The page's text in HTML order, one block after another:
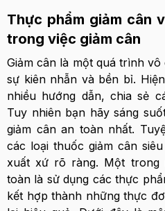
Thực phẩm giảm cân
trong việc giảm cân
Giảm cân là một quá trình
sự kiên nhẫn và bền bỉ.
nhiều hướng dẫn, chia sẻ
Tuy nhiên bạn hãy sáng
giảm cân an toàn nhất.
các loại thuốc giảm cân
xuất xứ rõ ràng. Một trong
toàn là sử dụng các thực
kết hợp thành những thực